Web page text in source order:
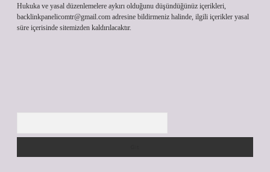
Hukuka ve yasal düzenlemelere aykırı olduğunu düşündüğünüz içerikleri,
backlinkpanelicomtr@gmail.com adresine bildirmeniz halinde, ilgili içerikler yasal
süre içerisinde sitemizden kaldırılacaktır.